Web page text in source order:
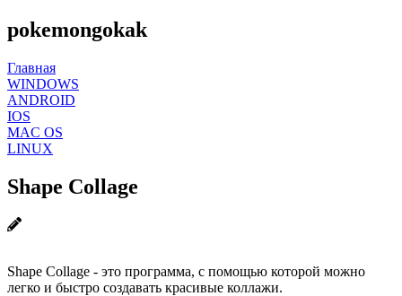
pokemongokak
Главная
WINDOWS
ANDROID
IOS
MAC OS
LINUX
Shape Collage
Shape Collage - это программа, с помощью которой можно
легко и быстро создавать красивые коллажи.